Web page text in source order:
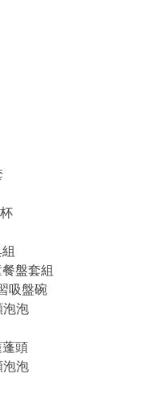
盤套組
吸盤碗
泡
頭
泡